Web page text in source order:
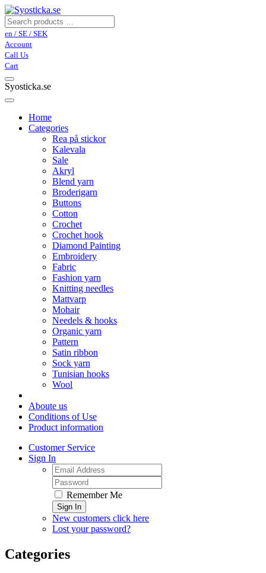
en / SE / SEK
Account
Call Us
Cart
Syosticka.se
Home
Categories
Rea på stickor
Kalevala
Sale
Akryl
Blend yarn
Broderigarn
Buttons
Cotton
Crochet
Crochet hook
Diamond Painting
Embroidery
Fabric
Fashion yarn
Knitting needles
Mattvarp
Mohair
Needels & hooks
Organic yarn
Pattern
Satin ribbon
Sock yarn
Tunisian hooks
Wool
Aboute us
Conditions of Use
Product information
Customer Service
Sign In
Remember Me
Sign In
New customers click here
Lost your password?
Categories